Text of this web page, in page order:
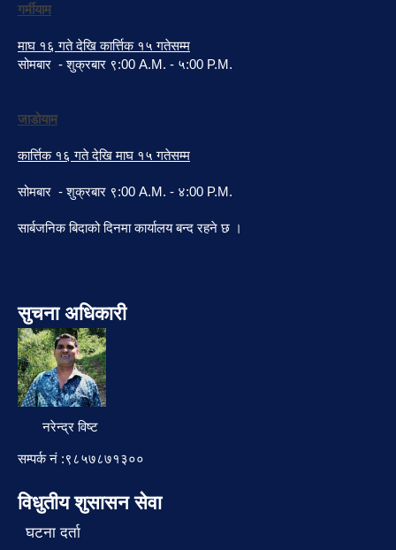
गर्मीयाम
माघ १६ गते देखि कार्त्तिक १५ गतेसम्म
सोमबार - शुक्रबार ९:00 A.M. - ५:00 P.M.
जाडोयाम
कार्त्तिक १६ गते देखि माघ १५ गतेसम्म
सोमबार - शुक्रबार ९:00 A.M. - ४:00 P.M.
सार्बजनिक बिदाको दिनमा कार्यालय बन्द रहने छ ।
सुचना अधिकारी
नरेन्द्र विष्ट
सम्पर्क नं :९८५७८७१३००
विधुतीय शुसासन सेवा
घटना दर्ता